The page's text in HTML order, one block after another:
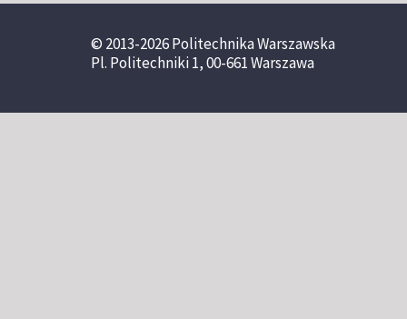
© 2013-2026 Politechnika Warszawska
Pl. Politechniki 1, 00-661 Warszawa